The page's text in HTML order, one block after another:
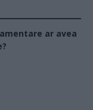
ar avea